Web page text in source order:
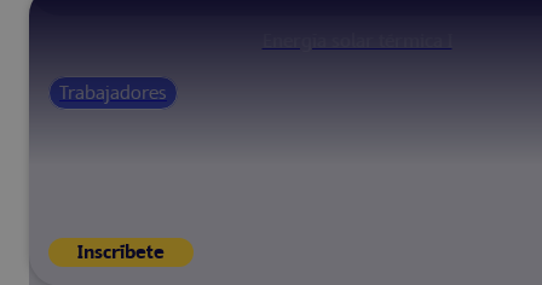
Trabajadores
Inscríbete